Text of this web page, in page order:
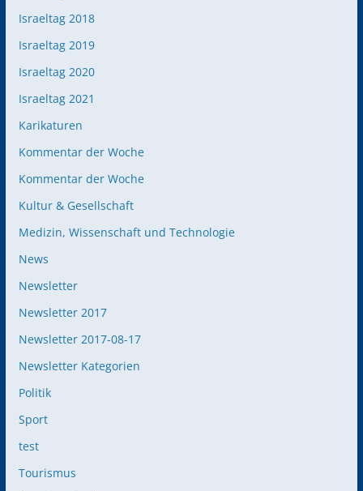
Israeltag 2018
Israeltag 2019
Israeltag 2020
Israeltag 2021
Karikaturen
Kommentar der Woche
Kommentar der Woche
Kultur & Gesellschaft
Medizin, Wissenschaft und Technologie
News
Newsletter
Newsletter 2017
Newsletter 2017-08-17
Newsletter Kategorien
Politik
Sport
test
Tourismus